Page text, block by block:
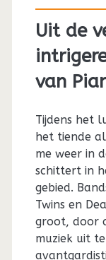
Uit de
van
Tijdens het
het tiende
me weer in
schittert in
gebied.
Twins en
groot, door
muziek uit